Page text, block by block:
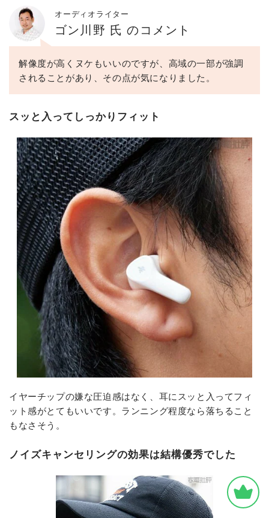
オーディオライター
ゴン川野 氏 のコメント
解像度が高くヌケもいいのですが、高域の一部が強調
されることがあり、その点が気になりました。
スッと入ってしっかりフィット
イヤーチップの嫌な圧迫感はなく、耳にスッと入ってフィ
ット感がとてもいいです。ランニング程度なら落ちること
もなさそう。
ノイズキャンセリングの効果は結構優秀でした